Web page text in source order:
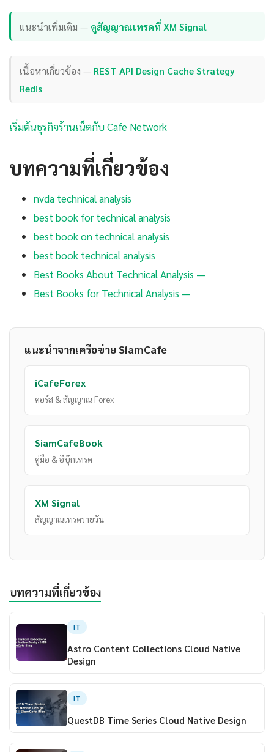
แนะนำเพิ่มเติม — ดูสัญญาณเทรดที่ XM Signal
เนื้อหาเกี่ยวข้อง — REST API Design Cache Strategy
Redis
เริ่มต้นธุรกิจร้านเน็ตกับ Cafe Network
บทความที่เกี่ยวข้อง
nvda technical analysis
best book for technical analysis
best book on technical analysis
best book technical analysis
Best Books About Technical Analysis —
Best Books for Technical Analysis —
แนะนำจากเครือข่าย SiamCafe
iCafeForex
คอร์ส & สัญญาณ Forex
SiamCafeBook
คู่มือ & อีบุ๊กเทรด
XM Signal
สัญญาณเทรดรายวัน
บทความที่เกี่ยวข้อง
IT
Astro Content Collections Cloud Native
Design
IT
QuestDB Time Series Cloud Native Design